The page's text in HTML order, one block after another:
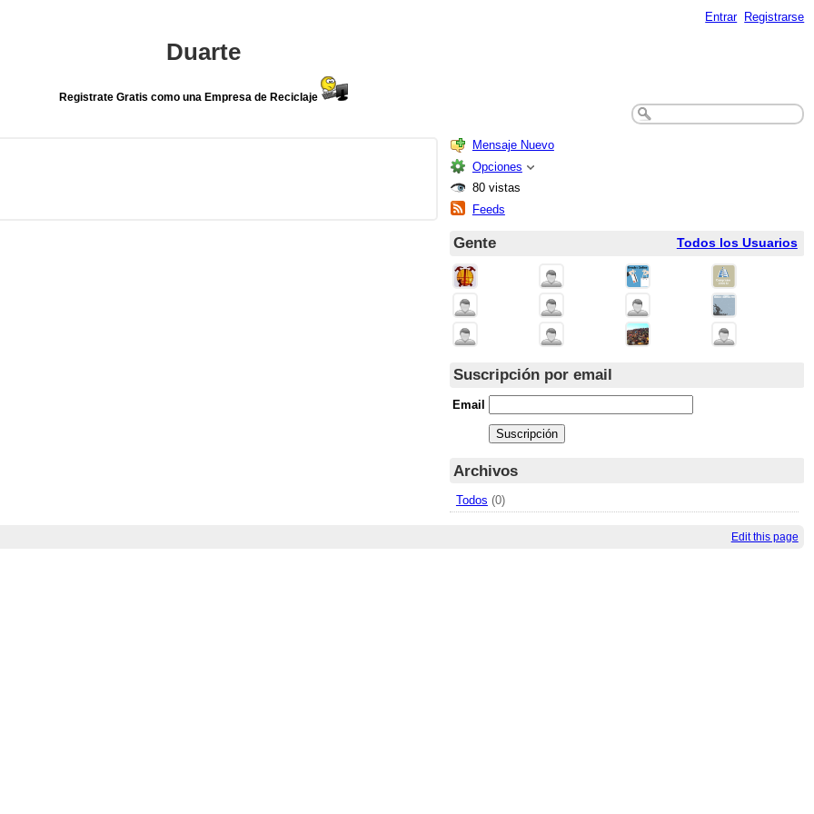
Entrar Registrarse
Duarte
Registrate Gratis como una Empresa de Reciclaje
Mensaje Nuevo
Opciones
80 vistas
Feeds
Todos los Usuarios
Gente
Suscripción por email
Email
Archivos
Todos (0)
Edit this page